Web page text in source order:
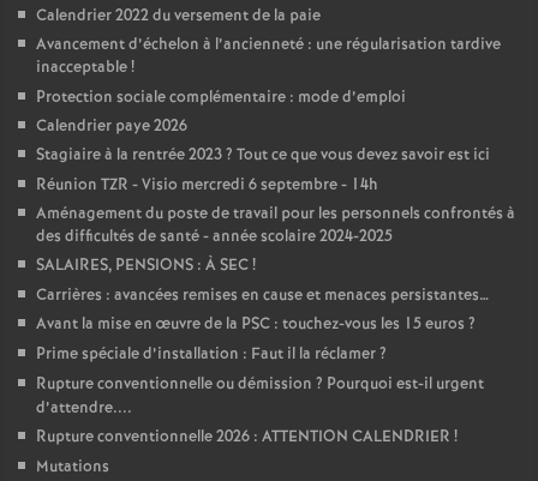
Calendrier 2022 du versement de la paie
Avancement d’échelon à l’ancienneté : une régularisation tardive
inacceptable!
Protection sociale complémentaire : mode d’emploi
Calendrier paye 2026
Stagiaire à la rentrée 2023? Tout ce que vous devez savoir est ici
Réunion TZR - Visio mercredi 6 septembre - 14h
Aménagement du poste de travail pour les personnels confrontés à
des difficultés de santé - année scolaire 2024-2025
SALAIRES, PENSIONS : À SEC!
Carrières : avancées remises en cause et menaces persistantes…
Avant la mise en œuvre de la PSC : touchez-vous les 15 euros ?
Prime spéciale d’installation : Faut il la réclamer?
Rupture conventionnelle ou démission ? Pourquoi est-il urgent
d’attendre....
Rupture conventionnelle 2026 : ATTENTION CALENDRIER !
Mutations